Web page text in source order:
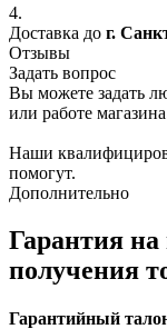
4.
Доставка до г.
Отзывы
Задать вопрос
Вы можете задать
или работе
Наши
помогут.
Дополнительно
Гарантия на
получения
Гарантийный